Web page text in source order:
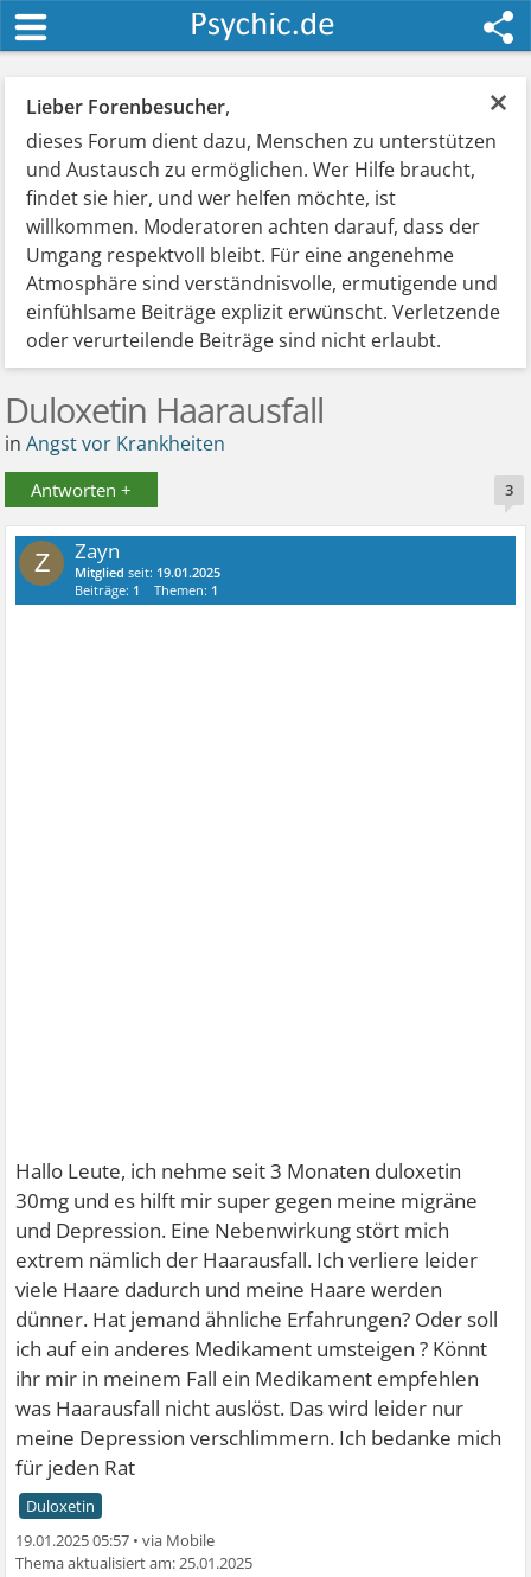
×
Lieber Forenbesucher,
dieses Forum dient dazu, Menschen zu unterstützen
und Austausch zu ermöglichen. Wer Hilfe braucht,
findet sie hier, und wer helfen möchte, ist
willkommen. Moderatoren achten darauf, dass der
Umgang respektvoll bleibt. Für eine angenehme
Atmosphäre sind verständnisvolle, ermutigende und
einfühlsame Beiträge explizit erwünscht. Verletzende
oder verurteilende Beiträge sind nicht erlaubt.
Duloxetin Haarausfall
inAngst vor Krankheiten
Antworten + 3
Z Zayn
Mitglied seit: 19.01.2025
Beiträge: 1 Themen: 1
Hallo Leute, ich nehme seit 3 Monaten duloxetin
30mg und es hilft mir super gegen meine migräne
und Depression. Eine Nebenwirkung stört mich
extrem nämlich der Haarausfall. Ich verliere leider
viele Haare dadurch und meine Haare werden
dünner. Hat jemand ähnliche Erfahrungen? Oder soll
ich auf ein anderes Medikament umsteigen ? Könnt
ihr mir in meinem Fall ein Medikament empfehlen
was Haarausfall nicht auslöst. Das wird leider nur
meine Depression verschlimmern. Ich bedanke mich
für jeden Rat
Duloxetin
19.01.2025 05:57 •
25.01.2025